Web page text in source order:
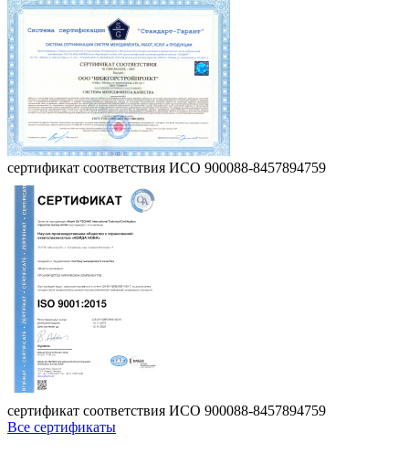
сертификат соответствия ИСО 900088-8457894759
сертификат соответствия ИСО 900088-8457894759
Все сертификаты